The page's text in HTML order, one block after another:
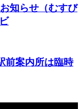
知らせ（むすび
前案内所は臨時